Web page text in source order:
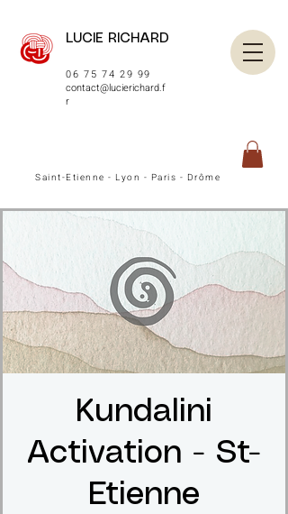
LUCIE RICHARD
06 75 74 29 99
contact@lucierichard.f
r
Saint-Etienne - Lyon - Paris - Drôme
Kundalini
Activation - St-
Etienne